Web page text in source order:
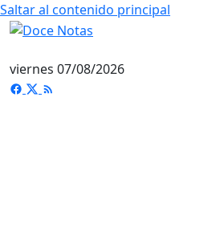
Saltar al contenido principal
viernes 07/08/2026